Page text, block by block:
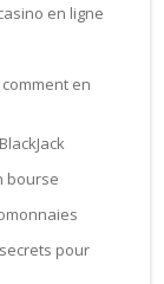
en ligne
en
bourse
pour